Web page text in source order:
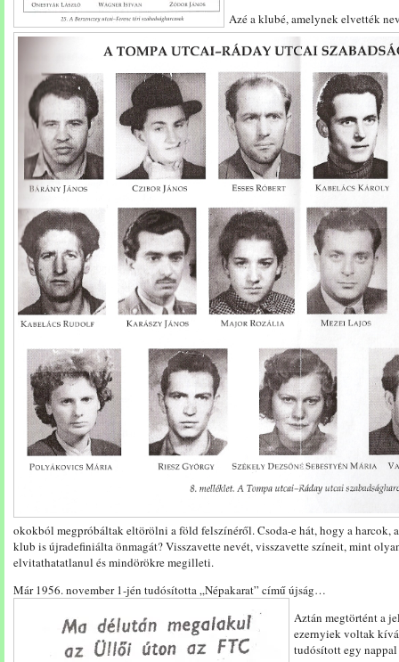
Azé a klubé, amelynek elvették
okokból megpróbáltak eltörölni a föld felszínéről. Csoda-e hát, hogy a harcok,
klub is újradefiniálta önmagát? Visszavette nevét, visszavette színeit, mint
elvitathatatlanul és mindörökre megilleti.
Már 1956. november 1-jén tudósította „Népakarat” című újság…
Aztán megtörtént a
ezernyiek voltak
tudósított egy